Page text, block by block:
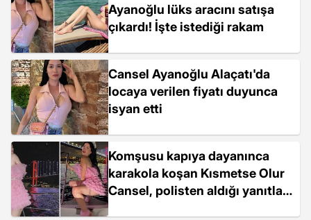
Ayanoğlu lüks aracını satışa
çıkardı! İşte istediği rakam
Cansel Ayanoğlu Alaçatı'da
locaya verilen fiyatı duyunca
isyan etti
Komşusu kapıya dayanınca
karakola koşan Kısmetse Olur
Cansel, polisten aldığı yanıtla